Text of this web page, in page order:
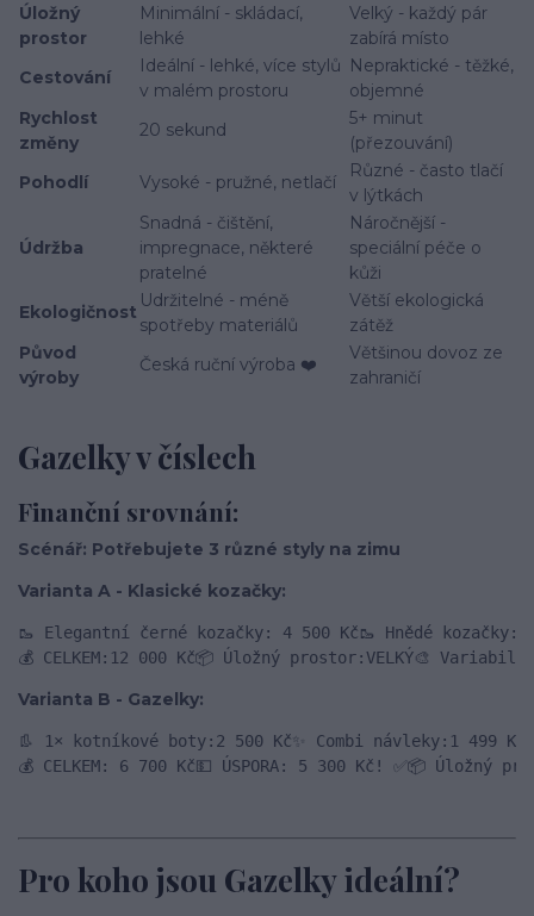
Úložný
prostor
Minimální - skládací,
lehké
Velký - každý pár
zabírá místo
Cestování
Ideální - lehké, více stylů
v malém prostoru
Nepraktické - těžké,
objemné
Rychlost
změny
20 sekund
5+ minut
(přezouvání)
Pohodlí
Vysoké - pružné, netlačí
Různé - často tlačí
v lýtkách
Údržba
Snadná - čištění,
impregnace, některé
pratelné
Náročnější -
speciální péče o
kůži
Ekologičnost
Udržitelné - méně
spotřeby materiálů
Větší ekologická
zátěž
Původ
výroby
Česká ruční výroba ❤️
Většinou dovoz ze
zahraničí
Gazelky v číslech
Finanční srovnání:
Scénář: Potřebujete 3 různé styly na zimu
Varianta A - Klasické kozačky:
🥾 Elegantní černé kozačky: 4 500 Kč🥾 Hnědé kozačky:
💰 CELKEM: 12 000 Kč📦 Úložný prostor:VELKÝ🎨
Varianta B - Gazelky:
👢 1× kotníkové boty: 2 500 Kč✨ Combi návleky: 1 499 Kč
💰 CELKEM: 6 700 Kč💵 ÚSPORA: 5 300 Kč! ✅ 📦 Úložný
Pro koho jsou Gazelky ideální?